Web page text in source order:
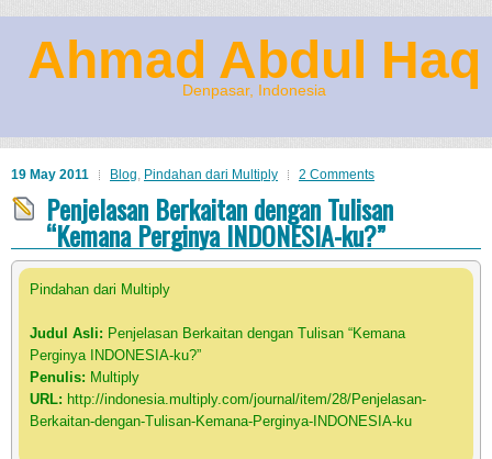
Ahmad Abdul Haq
Denpasar, Indonesia
19 May 2011 Blog, Pindahan dari Multiply 2 Comments
Penjelasan Berkaitan dengan Tulisan
“Kemana Perginya INDONESIA-ku?”
Pindahan dari Multiply
Judul Asli: Penjelasan Berkaitan dengan Tulisan “Kemana
Perginya INDONESIA-ku?”
Penulis: Multiply
URL: http://indonesia.multiply.com/journal/item/28/Penjelasan-
Berkaitan-dengan-Tulisan-Kemana-Perginya-INDONESIA-ku